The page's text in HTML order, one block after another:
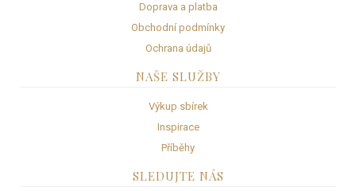
Doprava a platba
Obchodní podmínky
Ochrana údajů
NAŠE SLUŽBY
Výkup sbírek
Inspirace
Příběhy
SLEDUJTE NÁS